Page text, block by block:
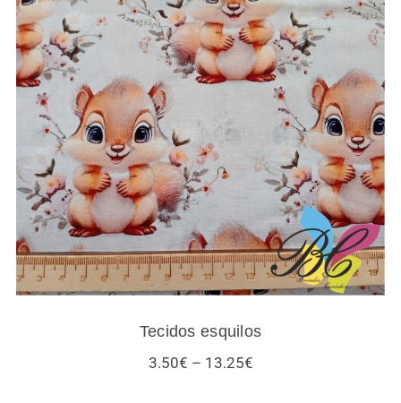
Tecidos esquilos
Tecidos esquilos
3.50€ – 13.25€Price